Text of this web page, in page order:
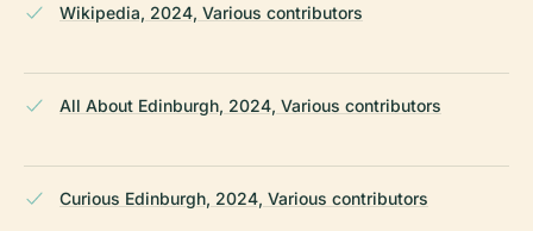
Wikipedia, 2024, Various contributors
All About Edinburgh, 2024, Various contributors
Curious Edinburgh, 2024, Various contributors